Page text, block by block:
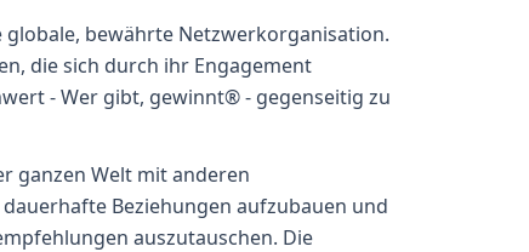
bewährte Netzwerkorganisation.
die sich durch ihr Engagement
- Wer gibt, gewinnt® - gegenseitig zu
ganzen Welt mit anderen
Beziehungen aufzubauen und
auszutauschen. Die